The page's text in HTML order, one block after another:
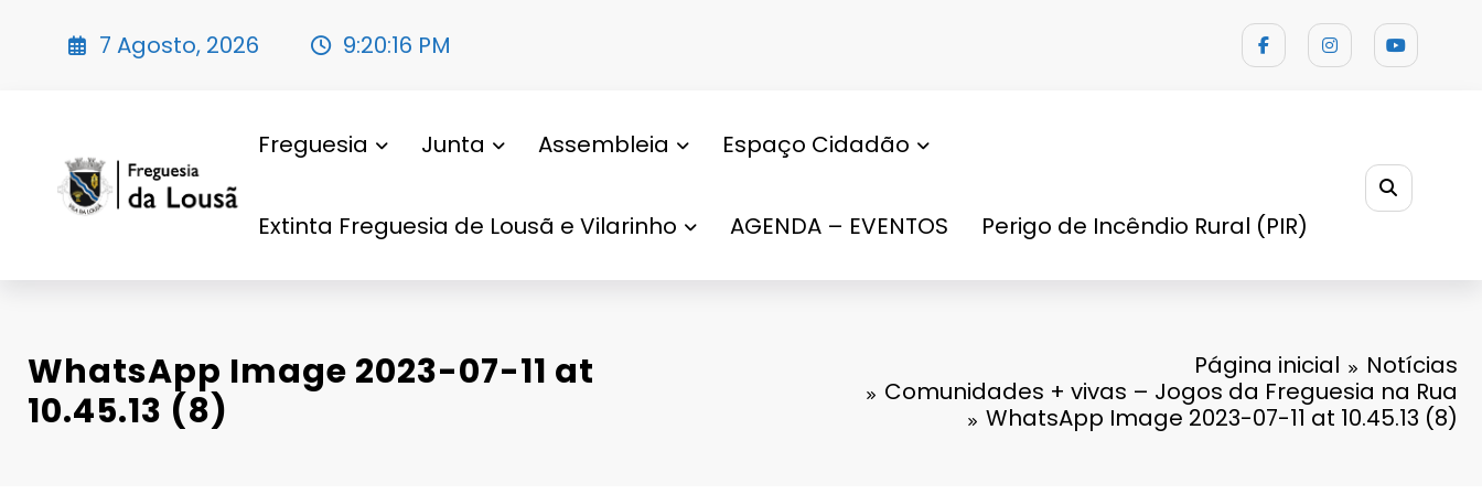
7 Agosto, 2026 9:20:16 PM
Freguesia Junta Assembleia Espaço Cidadão
Extinta Freguesia de Lousã e Vilarinho AGENDA – EVENTOS Perigo de Incêndio Rural (PIR)
WhatsApp Image 2023-07-11 at
10.45.13 (8)
Página inicial
Notícias
Comunidades + vivas – Jogos da Freguesia na Rua
WhatsApp Image 2023-07-11 at 10.45.13 (8)